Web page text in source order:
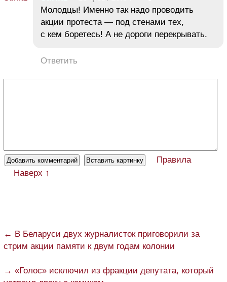
Молодцы! Именно так надо проводить
акции протеста — под стенами тех,
с кем боретесь! А не дороги перекрывать.
Ответить
Правила
Наверх ↑
← В Беларуси двух журналисток приговорили за
стрим акции памяти к двум годам колонии
→ «Голос» исключил из фракции депутата, который